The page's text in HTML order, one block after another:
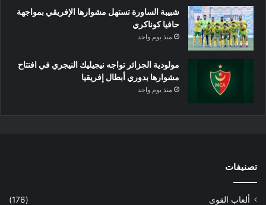
شبيبة الساورة تستهل مشوارها الإفريقي بمواجهة
حافيا كوناكري
منذ يوم واحد
مولودية الجزائر تواجه نيجيليك النيجري في افتتاح
مشوارها بدوري أبطال إفريقيا
منذ يوم واحد
تصنيفات
ألعاب القوى
(176)